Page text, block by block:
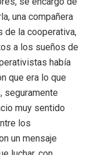
una compañera
de la cooperativa,
a los sueños de
había
que era lo que
seguramente
muy sentido
los
un mensaje